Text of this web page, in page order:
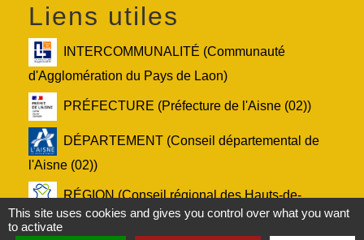
Liens utiles
INTERCOMMUNALITÉ (Communauté
d'Agglomération du Pays de Laon)
PRÉFECTURE (Préfecture de l'Aisne (02))
DÉPARTEMENT (Conseil départemental de
l'Aisne (02))
RÉGION (Conseil régional des Hauts-de-
France)
This site uses cookies and gives you control over what you want
to activate